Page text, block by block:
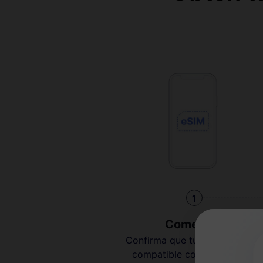
1
Comenzar
Confirma que tu dispositivo es
compatible con eSIM y está